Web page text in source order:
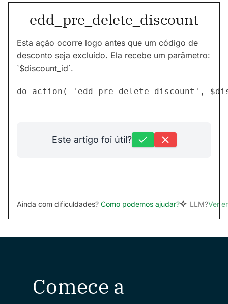
edd_pre_delete_discount
Esta ação ocorre logo antes que um código de
desconto seja excluído. Ela recebe um parâmetro:
`$discount_id`.
Este artigo foi útil?
Ainda com dificuldades? Como podemos ajudar? LLM?Ver
Comece a